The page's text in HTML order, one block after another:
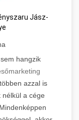
Jász-
hangzik
azzal is
a cége